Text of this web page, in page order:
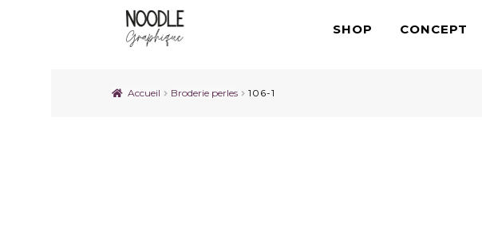
SHOP CONCEPT
Accueil Broderie perles 106-1